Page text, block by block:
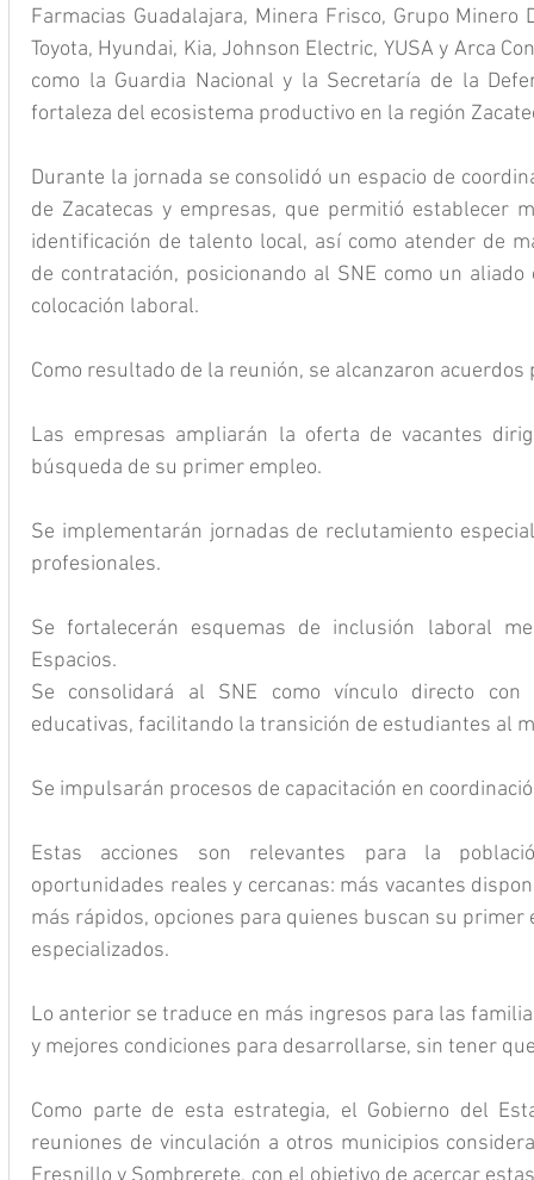
Farmacias Guadalajara, Minera Frisco, Grupo Minero
Toyota, Hyundai, Kia, Johnson Electric, YUSA y Arca
como la Guardia Nacional y la Secretaría de la
fortaleza del ecosistema productivo en la región
Durante la jornada se consolidó un espacio de
de Zacatecas y empresas, que permitió establecer
identificación de talento local, así como atender de
de contratación, posicionando al SNE como un
colocación laboral.
Como resultado de la reunión, se alcanzaron
Las empresas ampliarán la oferta de vacantes
búsqueda de su primer empleo.
Se implementarán jornadas de reclutamiento
profesionales.
Se fortalecerán esquemas de inclusión laboral
Espacios.
Se consolidará al SNE como vínculo directo con
educativas, facilitando la transición de estudiantes al
Se impulsarán procesos de capacitación en
Estas acciones son relevantes para la
oportunidades reales y cercanas: más vacantes
más rápidos, opciones para quienes buscan su
especializados.
Lo anterior se traduce en más ingresos para las
y mejores condiciones para desarrollarse, sin tener
Como parte de esta estrategia, el Gobierno del
reuniones de vinculación a otros municipios